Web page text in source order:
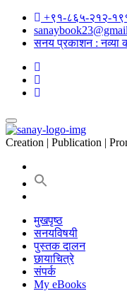
+९१-८६५-२१२-
सनय प्रकाशन : नव्या
Creation | Publication |
मुखपृष्ठ
सनयविषयी
पुस्तक दालन
छायाचित्रे
संपर्क
My eBooks